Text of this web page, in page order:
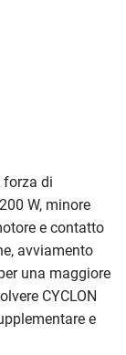
forza di
W, minore
e contatto
avviamento
una maggiore
CYCLON
e